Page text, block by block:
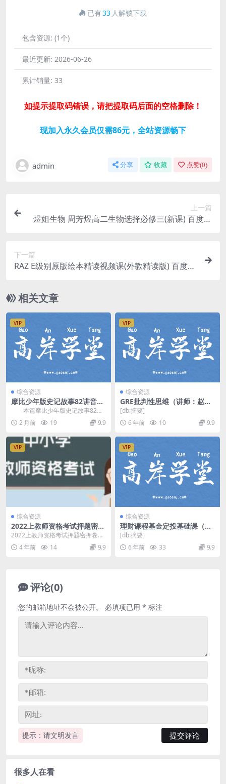
已有33 人解锁下载
包含资源: (1个)
最近更新: 2026-06-26
累计销量: 33
如提示提取码错误，请把提取码后面的空格删除！
现加入永久会员仅需86元，全站资源畅下
admin 分享 收藏 点赞(0)
上一篇
煜姐生物 周芳煜高二生物选择必修三(新课) 百度网
下一篇
RAZ E级别原版绘本精读视频课(外教精读版) 百度网
相关文章
VIP
综合资源
摩比少年版史记故事82讲音频
mp3资源(司马迁国史知识百
科) 百度网盘分享
本篇摩比少年版史记故事82讲
音频mp3资源，通过80个场景故
事，每讲音频时长...
2 月前 19 9.9
VIP
综合资源
GRE批判性思维（讲师：赵新
侃 课时：11）百度网盘
[db:摘要]
6 年前
10 9.9
VIP
综合资源
2022上教师资格考试押题密押
卷（中小学及幼儿园）PDF下
载
2022上教师资格考试押题密押卷
（中小学及幼儿园）PDF下载，可
打印，由花瓣资源...
4 年前 14 9.9
VIP
综合资源
理财课程基金定投基础课（银
行螺丝钉）（高清视频）
[db:摘要]
6 年前
33 9.9
评论(0)
提示：请文明发言
您的邮箱地址不会被公开。 必填项已用 * 标注
很多人在看